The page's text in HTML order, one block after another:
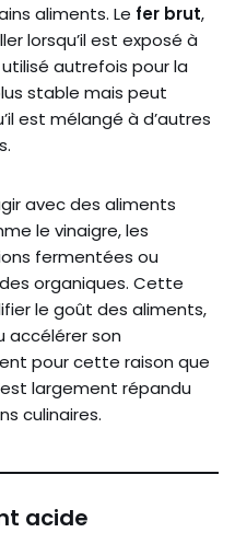
aliments. Le fer brut,
lorsqu’il est exposé à
autrefois pour la
stable mais peut
est mélangé à d’autres
avec des aliments
le vinaigre, les
fermentées ou
organiques. Cette
le goût des aliments,
accélérer son
pour cette raison que
largement répandu
culinaires.
acide